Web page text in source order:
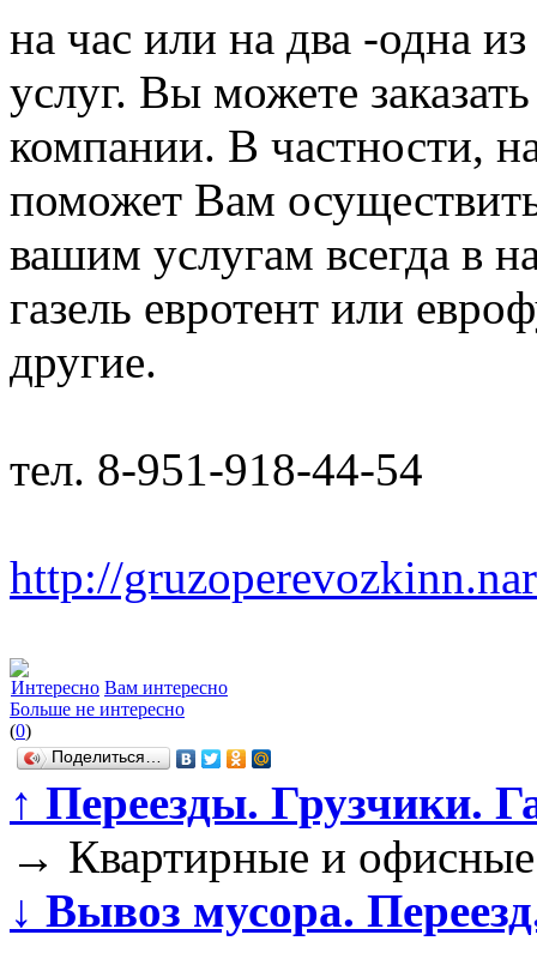
на час или на два -одна
услуг. Вы можете
компании. В частности,
поможет Вам
вашим услугам всегда в
газель евротент или
другие.
тел. 8-951-918-44-54
http://
Интересно Вам интересно
Больше не интересно
(0)
Поделиться…
↑ Переезды. Грузчики.
→ Квартирные и офисные
↓ Вывоз мусора.